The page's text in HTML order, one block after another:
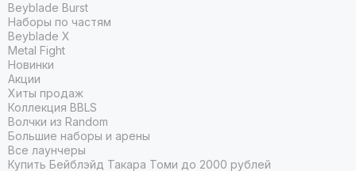
Beyblade Burst
Наборы по частям
Beyblade X
Metal Fight
Новинки
Акции
Хиты продаж
Коллекция BBLS
Волчки из Random
Большие наборы и арены
Все лаунчеры
Купить Бейблэйд Такара Томи до 2000 рублей